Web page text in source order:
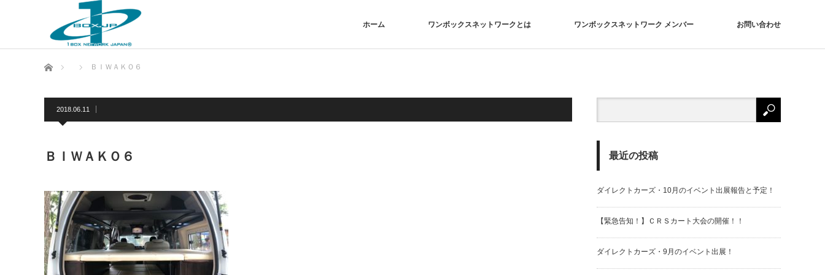
ホーム ワンボックスネットワークとは ワンボックスネットワーク メンバー お問い合わせ
ホーム ＢＩＷＡＫＯ６
2018.06.11
ＢＩＷＡＫＯ６ 最近の投稿
ダイレクトカーズ・10月のイベント出展報告と予定！
【緊急告知！】ＣＲＳカート大会の開催！！
ダイレクトカーズ・9月のイベント出展！